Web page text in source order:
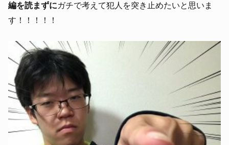
編を読まずにガチで考えて犯人を突き止めたいと思いま
す！！！！！